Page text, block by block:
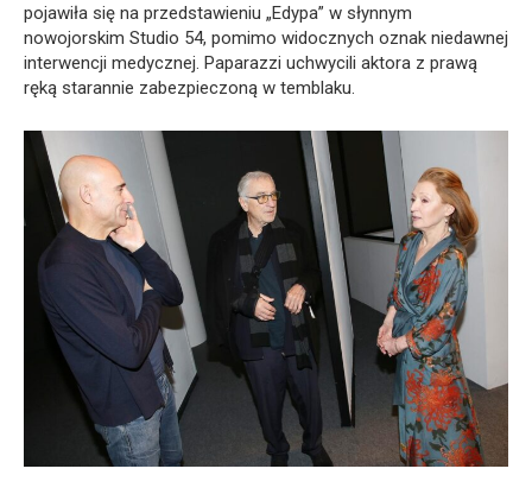
pojawiła się na przedstawieniu „Edypa” w słynnym
nowojorskim Studio 54, pomimo widocznych oznak niedawnej
interwencji medycznej. Paparazzi uchwycili aktora z prawą
ręką starannie zabezpieczoną w temblaku.